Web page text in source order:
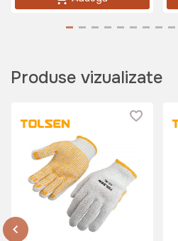
Art:454212
120 lei
Masca dubla de
Art:TT-MP
169 lei
Produse vizualizate